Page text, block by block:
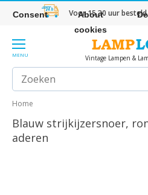
Voor 15.30 uur
MENU Vintage Lampen &
Home
Blauw strijkijzersnoer,
aderen
Consent
About
cookies